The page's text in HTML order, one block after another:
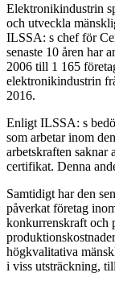
Elektronikindustrin
och utveckla
ILSSA: s chef för
senaste 10 åren har
2006 till 1 165
elektronikindustrin
2016.
Enligt ILSSA: s
som arbetar inom
arbetskraften saknar
certifikat. Denna
Samtidigt har den
påverkat företag
konkurrenskraft och
högkvalitativa
i viss utsträckning,